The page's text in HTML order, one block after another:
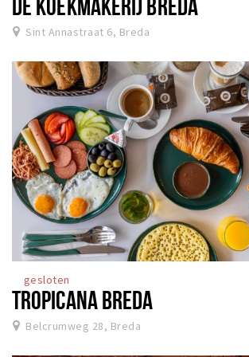
DE KOEKMAKERIJ BREDA
Sint Annastraat 6, Breda
gesloten
TROPICANA BREDA
Belcrumweg 28, Breda